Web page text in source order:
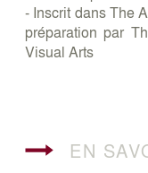
- Inscrit dans The
préparation par
Visual Arts
EN